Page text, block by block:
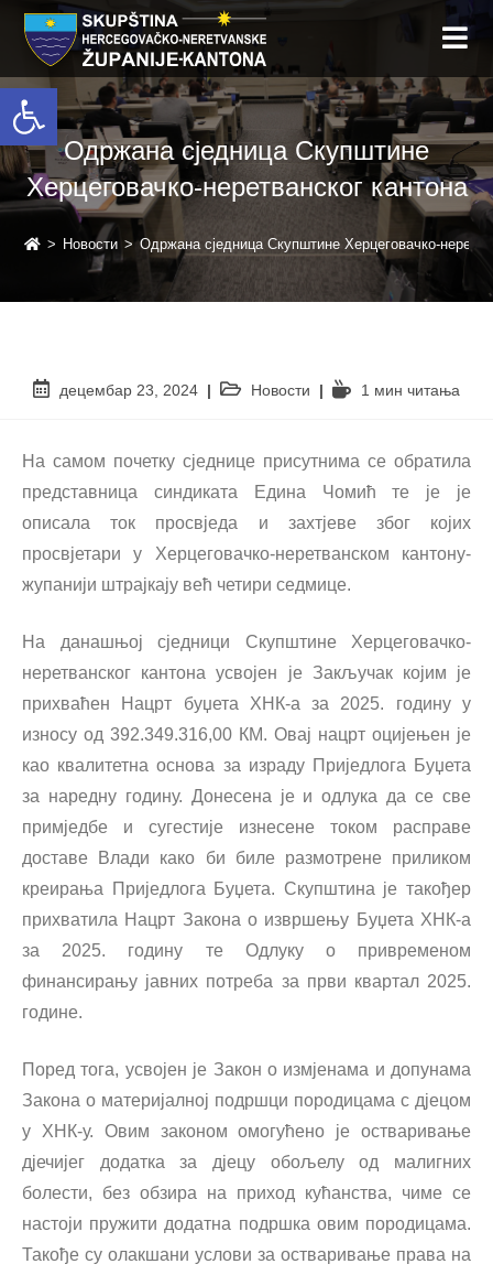
Open toolbar
Одржана сједница Скупштине
Херцеговачко-неретванског кантона
> Новости > Одржана сједница Скупштине Херцеговачко-
децембар 23, 2024 Новости 1 мин читањa
На самом почетку сједнице присутнима се обратила
представница синдиката Едина Чомић те је је
описала ток просвједа и захтјеве због којих
просвјетари у Херцеговачко-неретванском кантону-
жупанији штрајкају већ четири седмице.
На данашњој сједници Скупштине Херцеговачко-
неретванског кантона усвојен је Закључак којим је
прихваћен Нацрт буџета ХНК-а за 2025. годину у
износу од 392.349.316,00 КМ. Овај нацрт оцијењен је
као квалитетна основа за израду Приједлога Буџета
за наредну годину. Донесена је и одлука да се све
примједбе и сугестије изнесене током расправе
доставе Влади како би биле размотрене приликом
креирања Приједлога Буџета. Скупштина је такођер
прихватила Нацрт Закона о извршењу Буџета ХНК-а
за 2025. годину те Одлуку о привременом
финансирању јавних потреба за први квартал 2025.
године.
Поред тога, усвојен је Закон о измјенама и допунама
Закона о материјалној подршци породицама с дјецом
у ХНК-у. Овим законом омогућено је остваривање
дјечијег додатка за дјецу обољелу од малигних
болести, без обзира на приход кућанства, чиме се
настоји пружити додатна подршка овим породицама.
Такође су олакшани услови за остваривање права на